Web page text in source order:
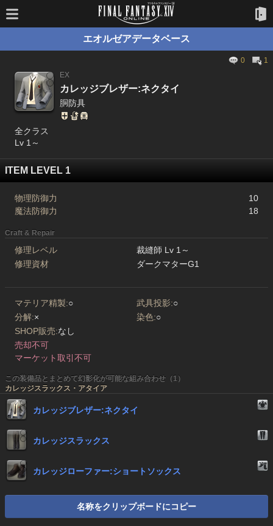
エオルゼアデータベース
0
1
EX
カレッジブレザー:ネクタイ
胴防具
全クラス
Lv 1～
ITEM LEVEL 1
物理防御力
10
魔法防御力
18
Craft & Repair
修理レベル
裁縫師 Lv 1～
修理資材
ダークマターG1
マテリア精製:○ 武具投影:○
分解:× 染色:○
SHOP販売:なし
売却不可
マーケット取引不可
この装備品とまとめて幻影化が可能な組み合わせ（1）
カレッジスラックス・アタイア
カレッジブレザー:ネクタイ
カレッジスラックス
カレッジローファー:ショートソックス
名称をクリップボードにコピー